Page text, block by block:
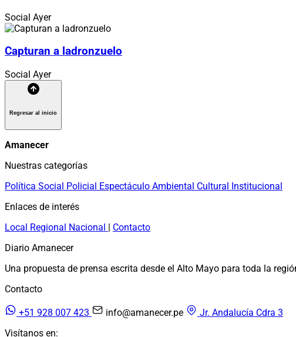
Social Ayer
Capturan a ladronzuelo
Social Ayer
Regresar al inicio
Amanecer
Nuestras categorías
Política Social Policial Espectáculo Ambiental Cultural Institucional
Enlaces de interés
Local Regional Nacional | Contacto
Diario Amanecer
Una propuesta de prensa escrita desde el Alto Mayo para toda la
Contacto
+51 928 007 423 info@amanecer.pe
Jr. Andalucía Cdra 3
Visítanos en: